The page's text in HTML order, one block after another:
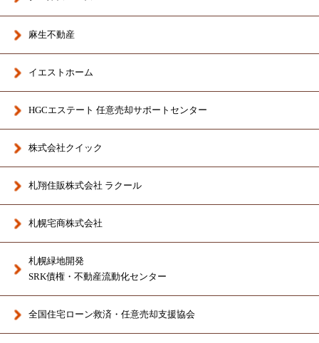
麻生不動産
イエストホーム
HGCエステート 任意売却サポートセンター
株式会社クイック
札翔住販株式会社 ラクール
札幌宅商株式会社
札幌緑地開発
SRK債権・不動産流動化センター
全国住宅ローン救済・任意売却支援協会